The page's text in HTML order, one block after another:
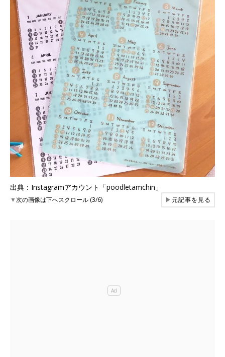
出典：Instagramアカウント「poodletamchin」
▼次の画像は下へスクロール (3/6) ▶元記事を見る